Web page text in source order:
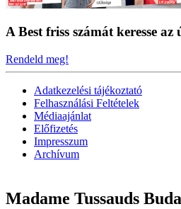
A Best friss számát keresse az
Rendeld meg!
Adatkezelési tájékoztató
Felhasználási Feltételek
Médiaajánlat
Előfizetés
Impresszum
Archívum
Madame Tussauds